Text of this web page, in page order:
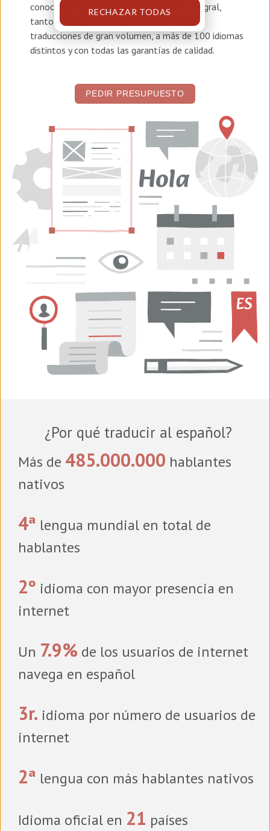
RECHAZAR TODAS
conocimientos para ofrecer un servicio integral,
tanto en traducciones urgentes, como en
traducciones de gran volumen, a más de 100 idiomas
distintos y con todas las garantías de calidad.
PEDIR PRESUPUESTO
¿Por qué traducir al español?
Más de 485.000.000 hablantes
nativos
4ª lengua mundial en total de
hablantes
2º idioma con mayor presencia en
internet
Un 7.9% de los usuarios de internet
navega en español
3r. idioma por número de usuarios de
internet
2ª lengua con más hablantes nativos
Idioma oficial en 21 países